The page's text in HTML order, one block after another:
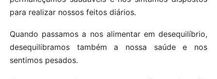
para realizar nossos feitos diários.
Quando passamos a nos alimentar em desequilíbrio,
desequilibramos também a nossa saúde e nos
sentimos pesados.